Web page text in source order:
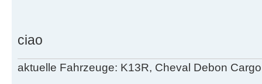
ciao
aktuelle Fahrzeuge: K13R, Cheval Debon